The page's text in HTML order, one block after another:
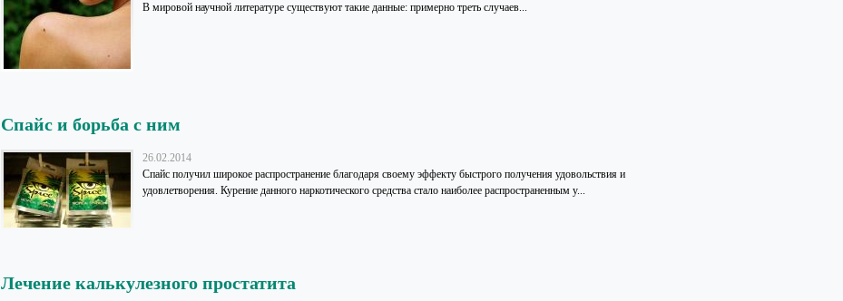
В мировой научной литературе существуют такие данные: примерно треть случаев...
Спайс и борьба с ним
26.02.2014
Спайс получил широкое распространение благодаря своему эффекту быстрого получения удовольствия и
удовлетворения. Курение данного наркотического средства стало наиболее распространенным у...
Лечение калькулезного простатита